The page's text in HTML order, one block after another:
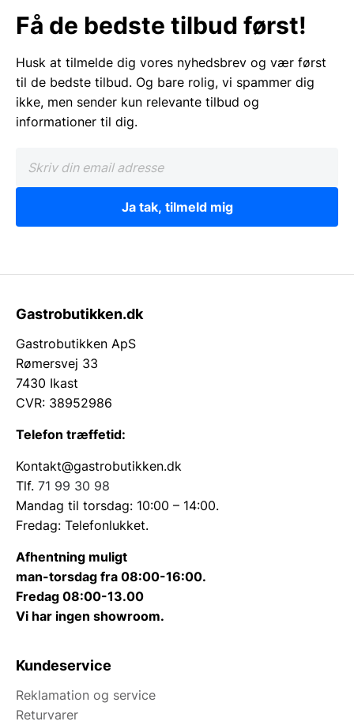
Få de bedste tilbud først!
Husk at tilmelde dig vores nyhedsbrev og vær først
til de bedste tilbud. Og bare rolig, vi spammer dig
ikke, men sender kun relevante tilbud og
informationer til dig.
Ja tak, tilmeld mig
Gastrobutikken.dk
Gastrobutikken ApS
Rømersvej 33
7430 Ikast
CVR: 38952986
Telefon træffetid:
Kontakt@gastrobutikken.dk
Tlf. 71 99 30 98
Mandag til torsdag: 10:00 – 14:00.
Fredag: Telefonlukket.
Afhentning muligt
man-torsdag fra 08:00-16:00.
Fredag 08:00-13.00
Vi har ingen showroom.
Kundeservice
Reklamation og service
Returvarer